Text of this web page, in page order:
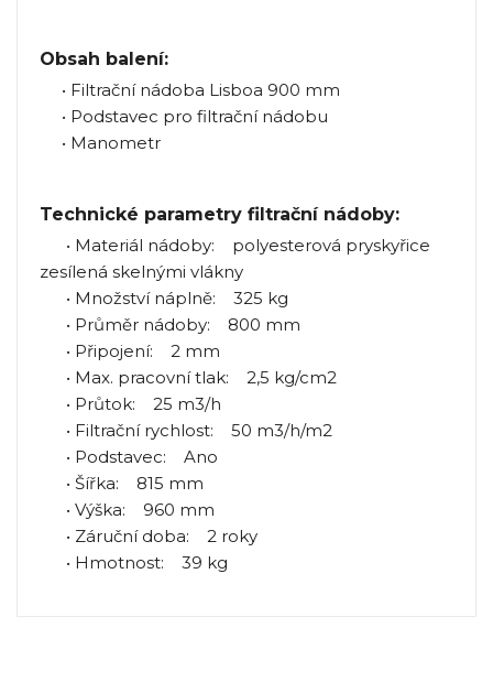
Obsah balení:
• Filtrační nádoba Lisboa 900 mm
• Podstavec pro filtrační nádobu
• Manometr
Technické parametry filtrační nádoby:
• Materiál nádoby: polyesterová pryskyřice
zesílená skelnými vlákny
• Množství náplně: 325 kg
• Průměr nádoby: 800 mm
• Připojení: 2 mm
• Max. pracovní tlak: 2,5 kg/cm2
• Průtok: 25 m3/h
• Filtrační rychlost: 50 m3/h/m2
• Podstavec: Ano
• Šířka: 815 mm
• Výška: 960 mm
• Záruční doba: 2 roky
• Hmotnost: 39 kg